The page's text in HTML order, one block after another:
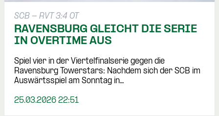
SCB - RVT 3:4 OT
RAVENSBURG GLEICHT DIE SERIE
IN OVERTIME AUS
Spiel vier in der Viertelfinalserie gegen die
Ravensburg Towerstars: Nachdem sich der SCB im
Auswärtsspiel am Sonntag in…
25.03.2026 22:51